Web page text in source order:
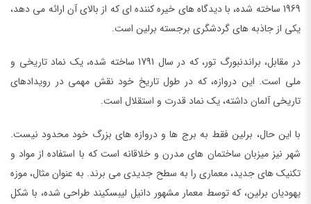
1969 ساخته شده، با دیدگاه های خیره کننده ای که از بالای آن ارائه می دهد،
یکی از جاذبه های گردشگری برجسته برلین است.
در مقابل، براندنبورگ تور، که در سال 1791 ساخته شده، یک نماد تاریخی و
ملی است. این دروازه، که در طول تاریخ خود نقش مهمی در رویدادهای
تاریخی آلمان داشته، یک نماد قدرت و استقلال است.
با این حال، برلین فقط به برج ها و دروازه های بزرگ خود محدود نیست.
شهر نیز میزبان ساختمان های مدرن و خلاقانه است که با استفاده از مواد و
تکنیک های جدید، معماری را به سطح جدیدی می برند. به عنوان مثال، موزه
یهودیان برلین، که توسط معمار مشهور دانیل لیبسکیند طراحی شده، با شکل